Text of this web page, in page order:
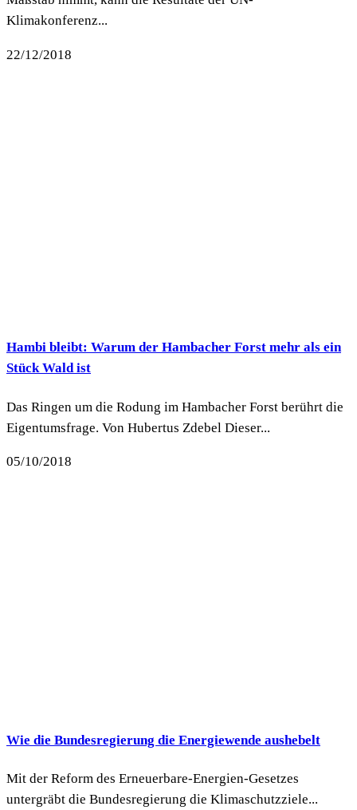
Klimakonferenz...
22/12/2018
Hambi bleibt: Warum der Hambacher Forst mehr als ein
Stück Wald ist
Das Ringen um die Rodung im Hambacher Forst berührt die
Eigentumsfrage. Von Hubertus Zdebel Dieser...
05/10/2018
Wie die Bundesregierung die Energiewende aushebelt
Mit der Reform des Erneuerbare-Energien-Gesetzes
untergräbt die Bundesregierung die Klimaschutzziele...